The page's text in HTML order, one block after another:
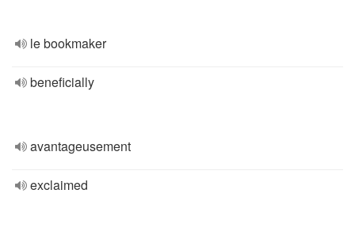
le bookmaker
beneficially
avantageusement
exclaimed